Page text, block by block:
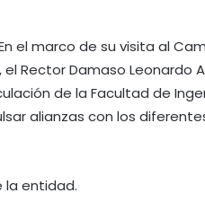
el marco de su visita al
el Rector Damaso
de la Facultad de
alianzas con los
la entidad.